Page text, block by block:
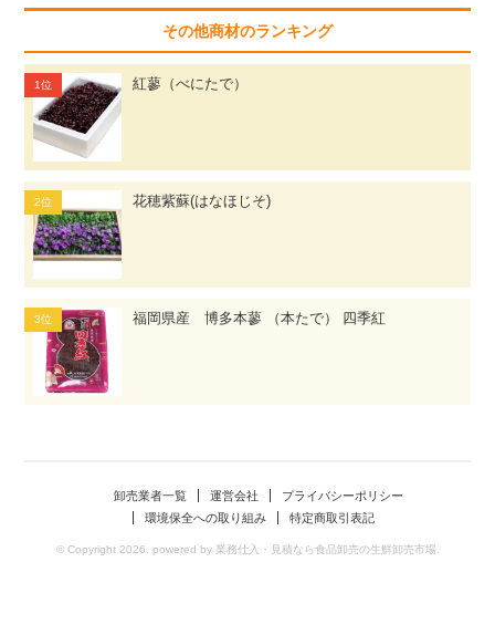
その他商材のランキング
紅蓼（べにたで）
花穂紫蘇(はなほじそ)
福岡県産 博多本蓼 （本たで） 四季紅
卸売業者一覧 運営会社
プライバシーポリシー
環境保全への取り組み
特定商取引表記
© Copyright 2026. powered by 業務仕入・見積なら食品卸売の生鮮卸売市場.